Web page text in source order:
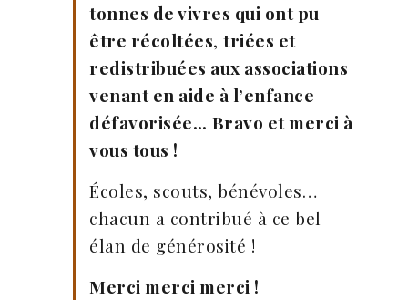
tonnes de vivres qui ont pu
être récoltées, triées et
redistribuées aux associations
venant en aide à l’enfance
défavorisée… Bravo et merci à
vous tous !
Écoles, scouts, bénévoles…
chacun a contribué à ce bel
élan de générosité !
Merci merci merci !